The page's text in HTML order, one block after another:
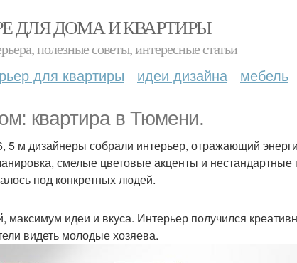
ДЛЯ ДОМА И КВАРТИРЫ
полезные советы, интересные статьи
для квартиры идеи дизайна мебель
квартира в Тюмени.
5 м дизайнеры собрали интерьер, отражающий
смелые цветовые акценты и нестандартные
под конкретных людей.
идеи и вкуса. Интерьер получился
видеть молодые хозяева.